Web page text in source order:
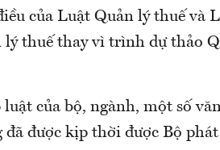
của Luật Quản lý thuế và
lý thuế thay vì trình dự thảo
của bộ, ngành, một số
được kịp thời được Bộ